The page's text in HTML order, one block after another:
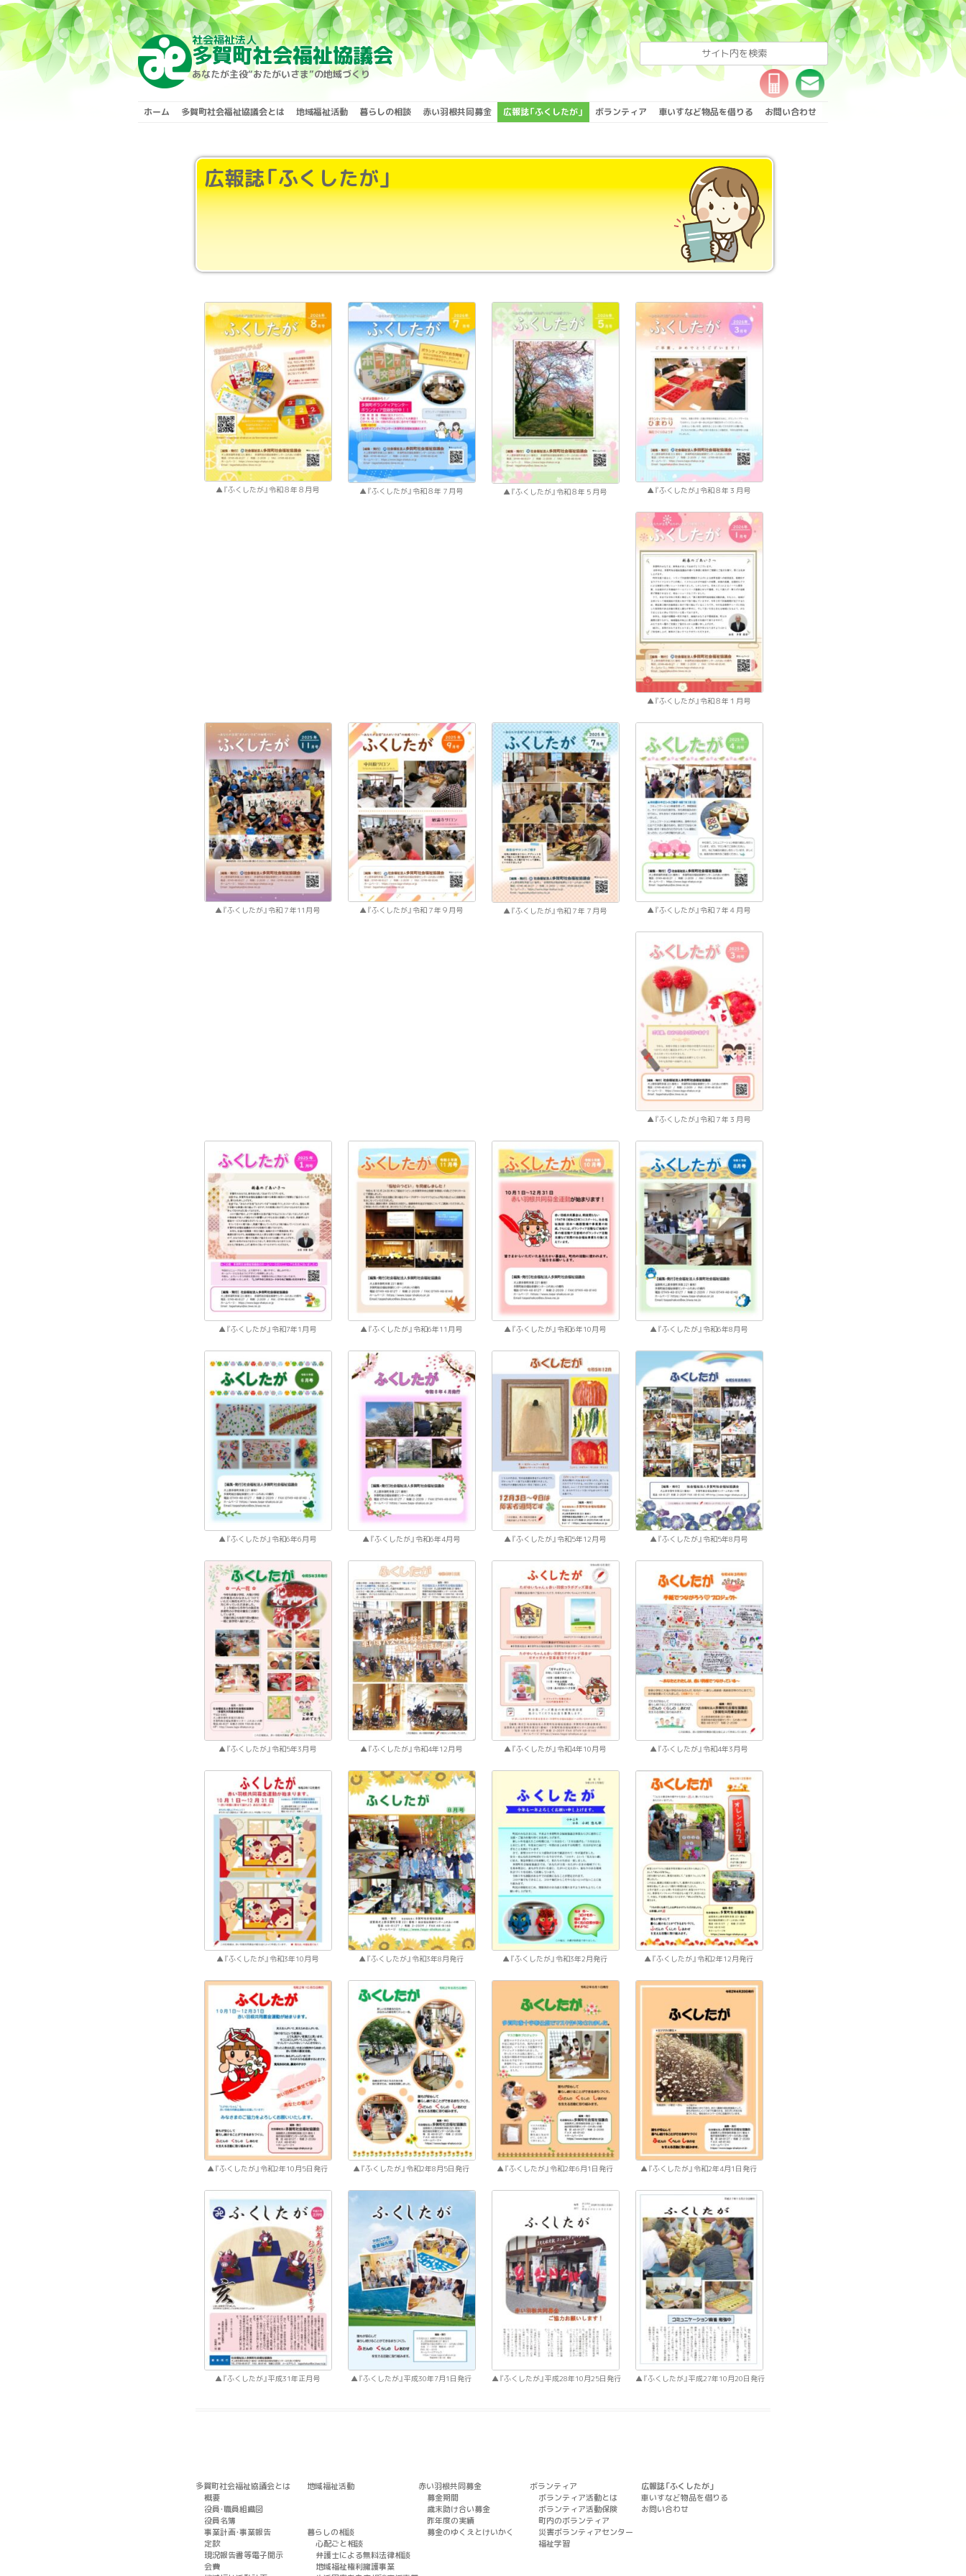
社会福祉法人
多賀町社会福祉協議会
あなたが主役“おたがいさま”の地域づくり
検
索:
Skip to content
ホーム 多賀町社会福祉協議会とは 地域福祉活動 暮らしの相談 赤い羽根共同募金 広報誌「ふくしたが」 ボランティア 車いすなど物品を借りる お問い合わせ
広報誌「ふくしたが」
『ふくしたが』令和８年８月号 『ふくしたが』令和８年７月号 『ふくしたが』令和８年５月号 『ふくしたが』令和８年３月号
『ふくしたが』令和８年１月号
『ふくしたが』令和７年11月号 『ふくしたが』令和７年９月号 『ふくしたが』令和７年７月号 『ふくしたが』令和７年４月号
『ふくしたが』令和７年３月号
『ふくしたが』令和7年1月号 『ふくしたが』令和6年11月号 『ふくしたが』令和6年10月号 『ふくしたが』令和6年8月号
『ふくしたが』令和6年6月号 『ふくしたが』令和6年4月号 『ふくしたが』令和5年12月号 『ふくしたが』令和5年8月号
『ふくしたが』令和5年3月号 『ふくしたが』令和4年12月号 『ふくしたが』令和4年10月号 『ふくしたが』令和4年3月号
『ふくしたが』令和3年10月号 『ふくしたが』令和3年8月発行 『ふくしたが』令和3年2月発行 『ふくしたが』令和2年12月発行
『ふくしたが』令和2年10月5日発行 『ふくしたが』令和2年8月5日発行 『ふくしたが』令和2年6月1日発行 『ふくしたが』令和2年4月1日発行
『ふくしたが』平成31年正月号 『ふくしたが』平成30年7月1日発行 『ふくしたが』平成28年10月25日発行 『ふくしたが』平成27年10月20日発行
多賀町社会福祉協議会とは
概要
役員・職員組織図
役員名簿
事業計画・事業報告
定款
現況報告書等電子開示
会費
地域福祉活動
暮らしの相談
心配ごと相談
弁護士による無料法律相談
地域福祉権利擁護事業
赤い羽根共同募金
募金期間
歳末助け合い募金
昨年度の実績
募金のゆくえとけいかく
ボランティア
ボランティア活動とは
ボランティア活動保険
町内のボランティア
災害ボランティアセンター
福祉学習
広報誌「ふくしたが」
車いすなど物品を借りる
お問い合わせ